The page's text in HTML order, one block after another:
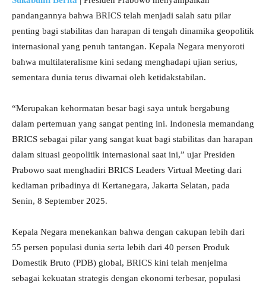
pandangannya bahwa BRICS telah menjadi salah satu pilar
penting bagi stabilitas dan harapan di tengah dinamika geopolitik
internasional yang penuh tantangan. Kepala Negara menyoroti
bahwa multilateralisme kini sedang menghadapi ujian serius,
sementara dunia terus diwarnai oleh ketidakstabilan.
“Merupakan kehormatan besar bagi saya untuk bergabung
dalam pertemuan yang sangat penting ini. Indonesia memandang
BRICS sebagai pilar yang sangat kuat bagi stabilitas dan harapan
dalam situasi geopolitik internasional saat ini,” ujar Presiden
Prabowo saat menghadiri BRICS Leaders Virtual Meeting dari
kediaman pribadinya di Kertanegara, Jakarta Selatan, pada
Senin, 8 September 2025.
Kepala Negara menekankan bahwa dengan cakupan lebih dari
55 persen populasi dunia serta lebih dari 40 persen Produk
Domestik Bruto (PDB) global, BRICS kini telah menjelma
sebagai kekuatan strategis dengan ekonomi terbesar, populasi